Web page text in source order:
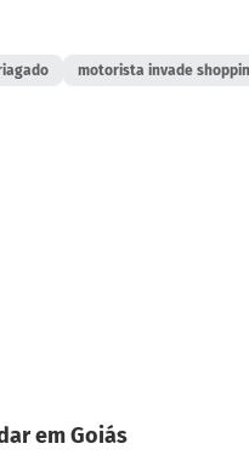
motorista invade
em Goiás